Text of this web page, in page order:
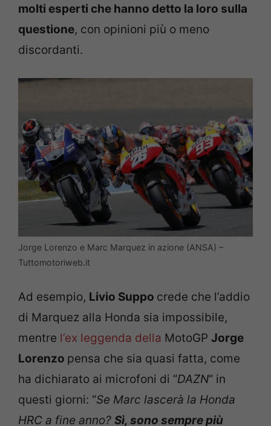
molti esperti che hanno detto la loro sulla
questione, con opinioni più o meno
discordanti.
Jorge Lorenzo e Marc Marquez in azione (ANSA) –
Tuttomotoriweb.it
Ad esempio, Livio Suppo crede che l’addio
di Marquez alla Honda sia impossibile,
mentre l’ex leggenda della MotoGP Jorge
Lorenzo pensa che sia quasi fatta, come
ha dichiarato ai microfoni di “DAZN” in
questi giorni: “Se Marc lascerà la Honda
HRC a fine anno? Sì, sono sempre più